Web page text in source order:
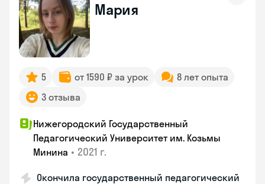
Мария
5 от 1590 ₽ за урок
8 лет опыта
3 отзыва
Нижегородский Государственный
Педагогический Университет им. Козьмы
Минина • 2021 г.
Окончила государственный педагогический